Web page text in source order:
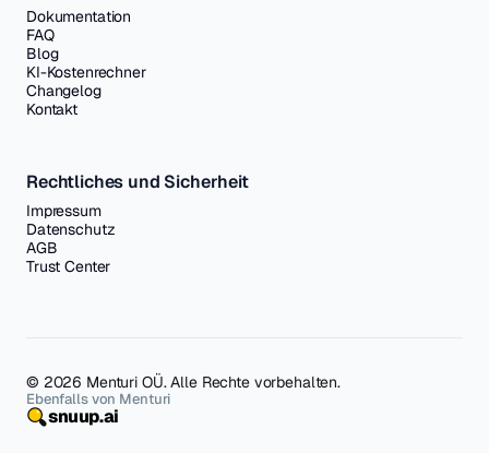
Dokumentation
FAQ
Blog
KI-Kostenrechner
Changelog
Kontakt
Rechtliches und Sicherheit
Impressum
Datenschutz
AGB
Trust Center
© 2026 Menturi OÜ. Alle Rechte vorbehalten.
Ebenfalls von Menturi
snuup.ai